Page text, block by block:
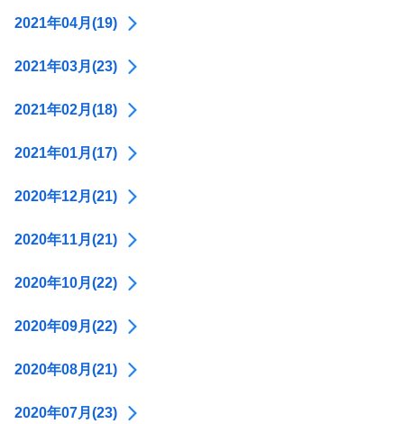
2021年04月(19)
2021年03月(23)
2021年02月(18)
2021年01月(17)
2020年12月(21)
2020年11月(21)
2020年10月(22)
2020年09月(22)
2020年08月(21)
2020年07月(23)